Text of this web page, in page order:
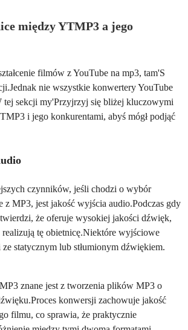
między YTMP3 a jego
filmów z YouTube na mp3, tam'S
nie wszystkie konwertery YouTube
tej sekcji my'Przyjrzyj się bliżej kluczowymi
i jego konkurentami, abyś mógł podjąć
czynników, jeśli chodzi o wybór
z MP3, jest jakość wyjścia audio.Podczas gdy
że oferuje wysokiej jakości dźwięk,
tę obietnicę.Niektóre wyjściowe
statycznym lub stłumionym dźwiękiem.
znane jest z tworzenia plików MP3 o
konwersji zachowuje jakość
filmu, co sprawia, że praktycznie